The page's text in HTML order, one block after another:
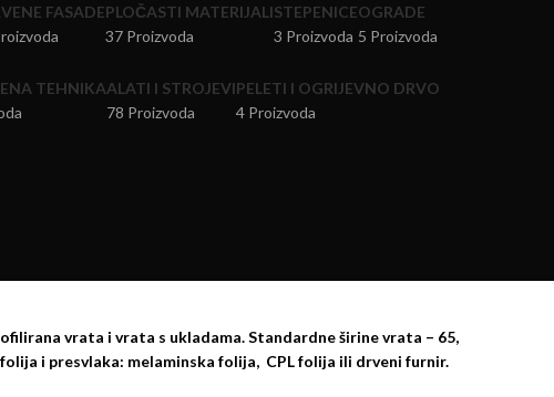
FASADEPLOČASTI MATERIJALI
37 Proizvoda
STEPENICE
3 Proizvoda
OGRADE
5 Proizvoda
TEHNIKAALATI I STROJEVI
78 Proizvoda
PELETI I OGRIJEVNO DRVO
4 Proizvoda
vrata i vrata s ukladama. Standardne širine vrata – 65,
i presvlaka: melaminska folija, CPL folija ili drveni furnir.